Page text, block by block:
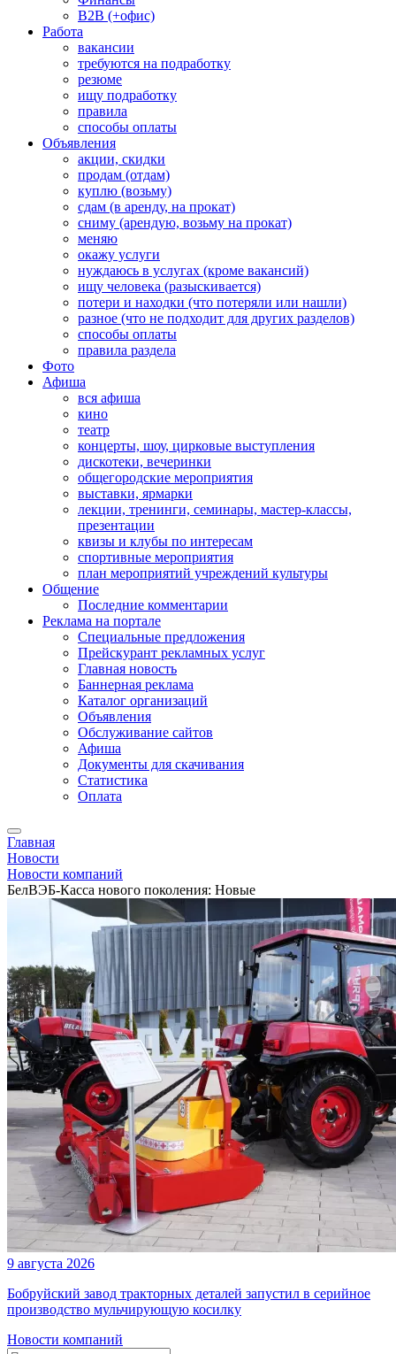
B2B (+офис)
Работа
вакансии
требуются на подработку
резюме
ищу подработку
правила
способы оплаты
Объявления
акции, скидки
продам (отдам)
куплю (возьму)
сдам (в аренду, на прокат)
сниму (арендую, возьму на прокат)
меняю
окажу услуги
нуждаюсь в услугах (кроме вакансий)
ищу человека (разыскивается)
потери и находки (что потеряли или нашли)
разное (что не подходит для других разделов)
способы оплаты
правила раздела
Фото
Афиша
вся афиша
кино
театр
концерты, шоу, цирковые выступления
дискотеки, вечеринки
общегородские мероприятия
выставки, ярмарки
лекции, тренинги, семинары, мастер-классы,
презентации
квизы и клубы по интересам
спортивные мероприятия
план мероприятий учреждений культуры
Общение
Последние комментарии
Реклама на портале
Специальные предложения
Прейскурант рекламных услуг
Главная новость
Баннерная реклама
Каталог организаций
Объявления
Обслуживание сайтов
Афиша
Документы для скачивания
Статистика
Оплата
Главная
Новости
Новости компаний
БелВЭБ-Касса нового поколения: Новые
9 августа 2026
Бобруйский завод тракторных деталей запустил в серийное
производство мульчирующую косилку
Новости компаний